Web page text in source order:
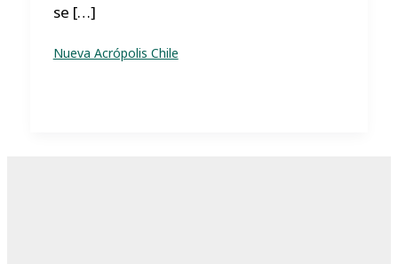
se […]
Nueva Acrópolis Chile